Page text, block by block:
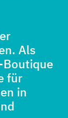
Als
Boutique
für
in